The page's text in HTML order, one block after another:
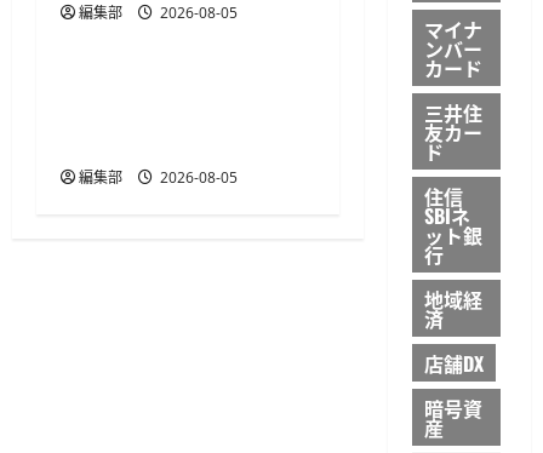
編集部 2026-08-05
決済・送金
編集部 2026-08-05
マイナ
ンバー
カード
三井住
友カー
ド
住信
SBIネ
ット銀
行
地域経
済
店舗DX
暗号資
産